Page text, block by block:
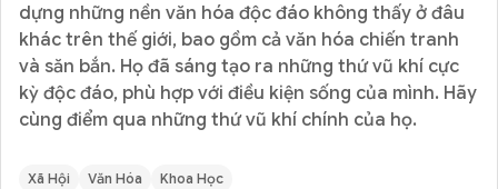
dựng những nền văn hóa độc đáo không thấy ở đâu
khác trên thế giới, bao gồm cả văn hóa chiến tranh
và săn bắn. Họ đã sáng tạo ra những thứ vũ khí cực
kỳ độc đáo, phù hợp với điều kiện sống của mình. Hãy
cùng điểm qua những thứ vũ khí chính của họ.
Xã Hội Văn Hóa Khoa Học